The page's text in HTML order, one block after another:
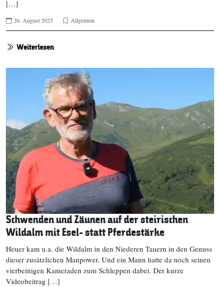
[…]
26. August 2025 Allgemein
Weiterlesen
Schwenden und Zäunen auf der steirischen
Wildalm mit Esel- statt Pferdestärke
Heuer kam u.a. die Wildalm in den Niederen Tauern in den Genuss
dieser zusätzlichen Manpower. Und ein Mann hatte da noch seinen
vierbeinigen Kameraden zum Schleppen dabei. Der kurze
Videobeitrag […]